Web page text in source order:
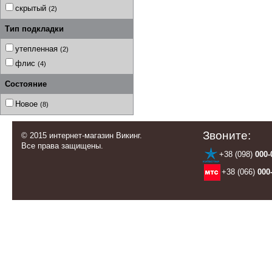
скрытый (2)
Тип подкладки
утепленная (2)
флис (4)
Состояние
Новое (8)
© 2015 интернет-магазин Викинг.
Все права защищены.
Звоните:
+38 (098) 000-
+38 (066)